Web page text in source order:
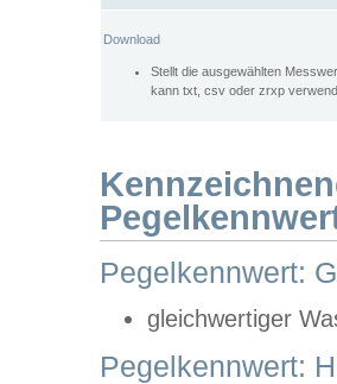
Download
Stellt die ausgewählten
kann txt, csv oder zrxp
Pegelkennwert:
gleichwertiger
Pegelkennwert: